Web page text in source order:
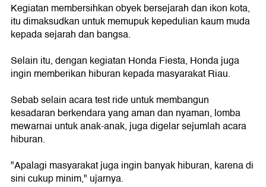
Kegiatan membersihkan obyek bersejarah dan ikon kota,
itu dimaksudkan untuk memupuk kepedulian kaum muda
kepada sejarah dan bangsa.
Selain itu, dengan kegiatan Honda Fiesta, Honda juga
ingin memberikan hiburan kepada masyarakat Riau.
Sebab selain acara test ride untuk membangun
kesadaran berkendara yang aman dan nyaman, lomba
mewarnai untuk anak-anak, juga digelar sejumlah acara
hiburan.
"Apalagi masyarakat juga ingin banyak hiburan, karena di
sini cukup minim," ujarnya.